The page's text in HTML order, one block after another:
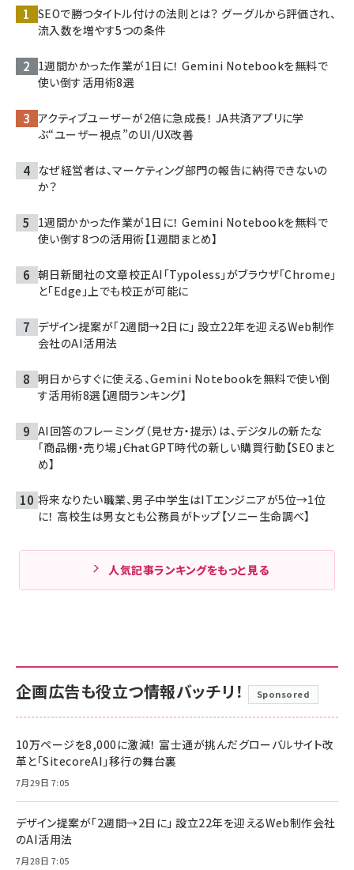
SEOで勝つタイトル付けの法則とは？ グーグルから評価され、
流入数を増やす5つの条件
1週間かかった作業が1日に！ Gemini Notebookを無料で
使い倒す活用術8選
アクティブユーザーが2倍に急成長！ JA共済アプリに学
ぶ“ユーザー視点”のUI/UX改善
なぜ経営者は、マーケティング部門の報告に納得できないの
か？
1週間かかった作業が1日に！ Gemini Notebookを無料で
使い倒す8つの活用術【1週間まとめ】
朝日新聞社の文章校正AI「Typoless」がブラウザ「Chrome」
と「Edge」上でも校正が可能に
デザイン提案が「2週間→2日に」 設立22年を迎えるWeb制作
会社のAI活用法
明日からすぐに使える、Gemini Notebookを無料で使い倒
す活用術8選【週間ランキング】
AI回答のフレーミング（見せ方・提示）は、デジタルの新たな
「商品棚・売り場」――ChatGPT時代の新しい購買行動【SEOまと
め】
将来なりたい職業、男子中学生はITエンジニアが5位→1位
に！ 高校生は男女とも公務員がトップ【ソニー生命調べ】
人気記事ランキングをもっと見る
企画広告も役立つ情報バッチリ！ Sponsored
10万ページを8,000に激減！ 富士通が挑んだグローバルサイト改
革と「SitecoreAI」移行の舞台裏
7月29日 7:05
デザイン提案が「2週間→2日に」 設立22年を迎えるWeb制作会社
のAI活用法
7月28日 7:05